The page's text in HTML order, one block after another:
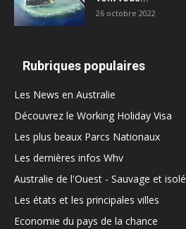
26 octobre 2022
Rubriques populaires
Les News en Australie
Découvrez le Working Holiday Visa
Les plus beaux Parcs Nationaux
Les dernières infos Whv
Australie de l'Ouest - Sauvage et isolé
Les états et les principales villes
Economie du pays de la chance